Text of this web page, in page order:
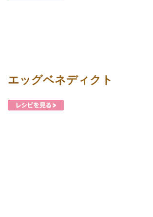
エッグベネディクト